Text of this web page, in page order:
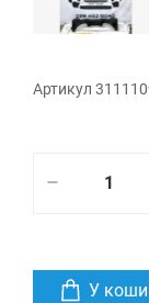
Артикул
У